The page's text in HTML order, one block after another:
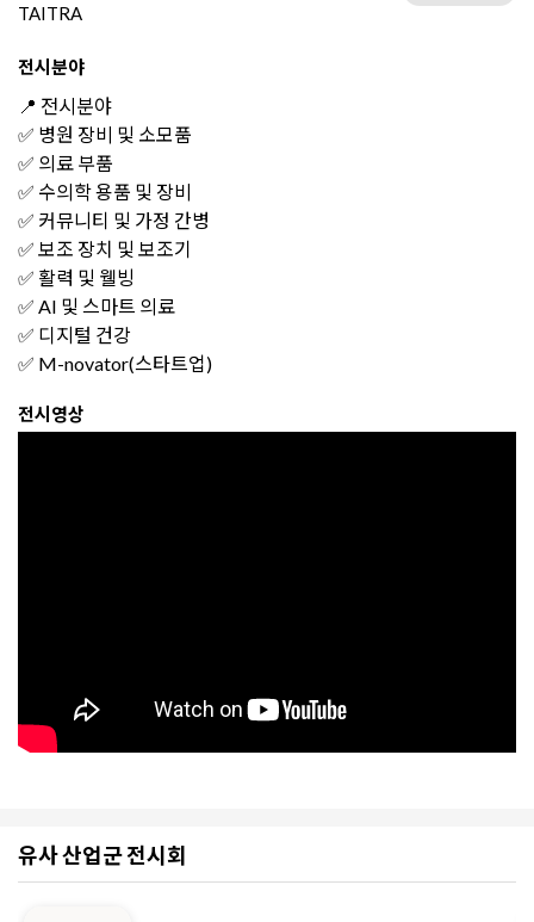
TAITRA
전시분야
📍 전시분야
✅ 병원 장비 및 소모품
✅ 의료 부품
✅ 수의학 용품 및 장비
✅ 커뮤니티 및 가정 간병
✅ 보조 장치 및 보조기
✅ 활력 및 웰빙
✅ AI 및 스마트 의료
✅ 디지털 건강
✅ M-novator(스타트업)
전시영상
유사 산업군 전시회